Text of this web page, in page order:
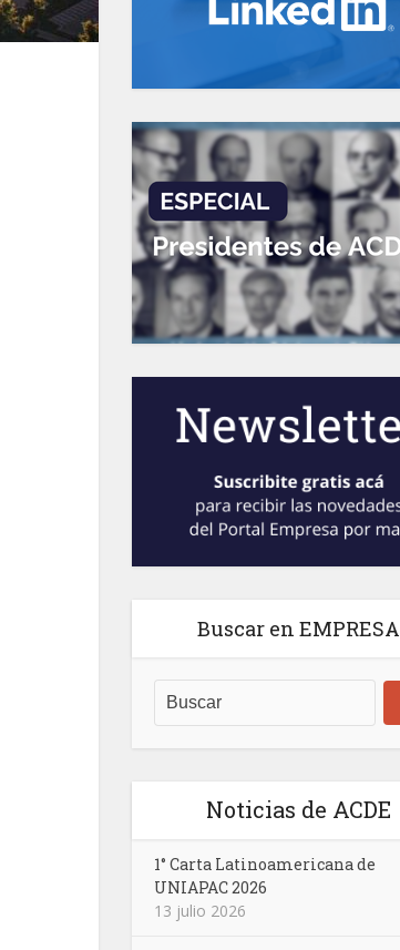
Buscar en EMPRESA
Noticias de ACDE
1° Carta Latinoamericana de
UNIAPAC 2026
13 julio 2026